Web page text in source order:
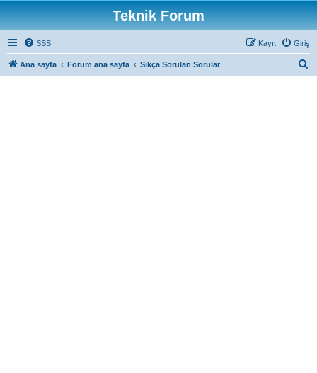
Teknik Forum
SSS Giriş
Kayıt
Ana sayfa Forum ana sayfa Sıkça Sorulan Sorular